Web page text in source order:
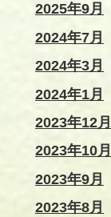
2025年9月
2024年7月
2024年3月
2024年1月
2023年12月
2023年10月
2023年9月
2023年8月